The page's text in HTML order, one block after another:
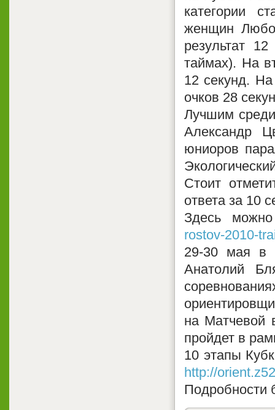
категории
женщин
результат
таймах). На
12 секунд.
очков 28
Лучшим
Александр
юниоров
Стоит
ответа за 10
Здесь
rostov-2010-
29-30 мая в
Анатолий
на Матчевой
пройдет в
10 этапы
http://
Подробности